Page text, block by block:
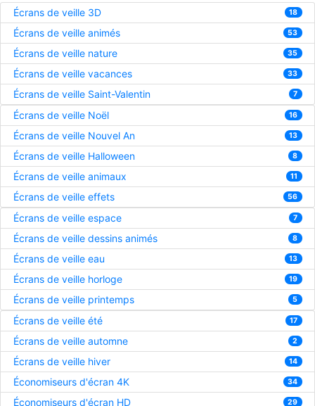
Écrans de veille 3D 18
Écrans de veille animés 53
Écrans de veille nature 35
Écrans de veille vacances 33
Écrans de veille Saint-Valentin 7
Écrans de veille Noël 16
Écrans de veille Nouvel An 13
Écrans de veille Halloween 8
Écrans de veille animaux 11
Écrans de veille effets 56
Écrans de veille espace 7
Écrans de veille dessins animés 8
Écrans de veille eau 13
Écrans de veille horloge 19
Écrans de veille printemps 5
Écrans de veille été 17
Écrans de veille automne 2
Écrans de veille hiver 14
Économiseurs d'écran 4K 34
Économiseurs d'écran HD 29